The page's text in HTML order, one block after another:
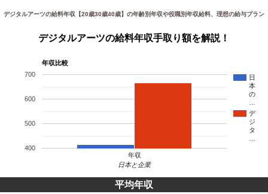
デジタルアーツの給料年収【20歳30歳40歳】の年齢別年収や役職別年収給料、理想の給与プラン
デジタルアーツの給料年収手取り額を解説！
年収比較
日
本
の
デ
ジ
タ
年収
400
500
600
700
日本と企業
平均年収